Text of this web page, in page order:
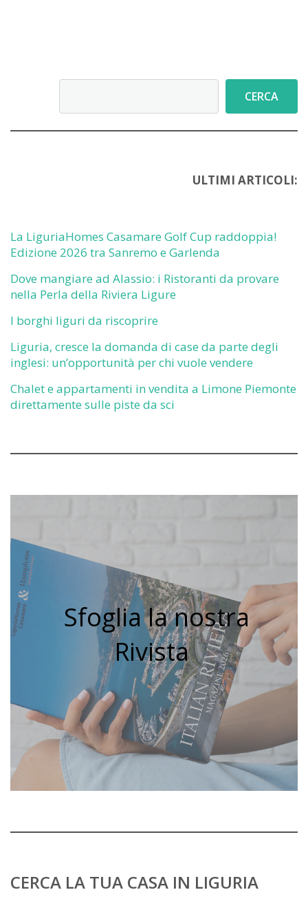
CERCA
ULTIMI ARTICOLI:
La LiguriaHomes Casamare Golf Cup raddoppia!
Edizione 2026 tra Sanremo e Garlenda
Dove mangiare ad Alassio: i Ristoranti da provare
nella Perla della Riviera Ligure
I borghi liguri da riscoprire
Liguria, cresce la domanda di case da parte degli
inglesi: un’opportunità per chi vuole vendere
Chalet e appartamenti in vendita a Limone Piemonte
direttamente sulle piste da sci
Sfoglia la nostra
Rivista
CERCA LA TUA CASA IN LIGURIA